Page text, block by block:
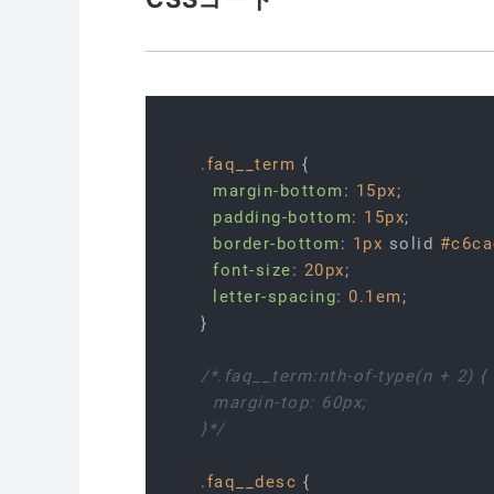
.faq__term {
margin-bottom : 15px;
padding-bottom: 15px;
border-bottom : 1px solid
font-size: 20px;
letter-spacing: 0.1em ;
}
/*.faq__term:nth-of-type(n + 2) {
  margin-top: 60px;
}*/
.faq__desc {